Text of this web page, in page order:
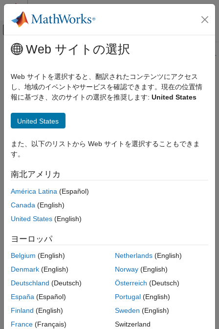
コンテンツへスキップ
オフキャンバス ナビゲーション メ
ドキュメンテーションのホーム
Statistics and Machine Learning Toolbox
回帰
Statistics and Machine Learning Toolbox
分類
モデルの作成と評価
bestPoint
例
名前と値の引数
出力引数
バージョン履歴
参考
メインコンテンツ
このページの内容は最新ではありません。最新版の英語を参照す
bestPoint
基準に従った、ベイズ最適化における最適点
構文
x = bestPoint(results,Name,Value)
[x,CriterionValue] = bestPoint(
説明
confidence-interval'
最適実行可能点を返します。
例
= bestPoint( results
では、名前と値のペアを使
用して最適点を修正します。
Web サイトの選択
Web サイトを選択すると、翻訳されたコンテンツにアクセス
し、地域のイベントやサービスを確認できます。現在の位置情
報に基づき、次のサイトの選択を推奨します: United States
United States
また、以下のリストから Web サイトを選択することもできま
す。
南北アメリカ
América Latina (Español)
Canada (English)
United States (English)
ヨーロッパ
Belgium (English)
Denmark (English)
Deutschland (Deutsch)
España (Español)
Finland (English)
France (Français)
Netherlands(English)
Norway(English)
Österreich (Deutsch)
Portugal(English)
Sweden (English)
Switzerland